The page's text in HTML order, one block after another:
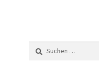
Suchen
nach: